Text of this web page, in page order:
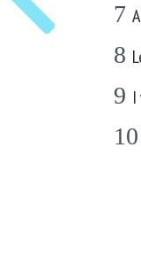
7
8
9 I
10